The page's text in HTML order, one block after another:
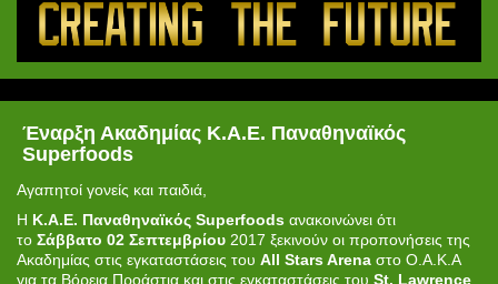
Έναρξη Ακαδημίας Κ.Α.Ε. Παναθηναϊκός
Superfoods
Αγαπητοί γονείς και παιδιά,
Η Κ.Α.Ε. Παναθηναϊκός Superfoods ανακοινώνει ότι
το Σάββατο 02 Σεπτεμβρίου 2017 ξεκινούν οι προπονήσεις της
Ακαδημίας στις εγκαταστάσεις του All Stars Arena στο Ο.Α.Κ.Α
για τα Βόρεια Προάστια και στις εγκαταστάσεις του St. Lawrence